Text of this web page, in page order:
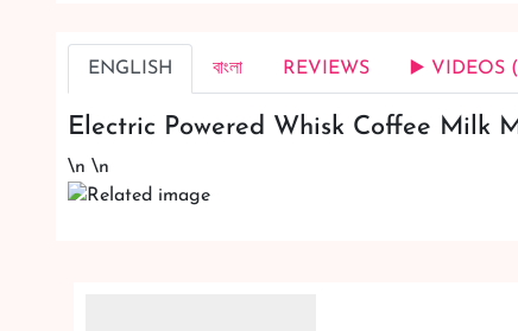
ENGLISH বাংলা REVIEWS ▶️ VIDEOS
Electric Powered Whisk Coffee Milk
\n \n